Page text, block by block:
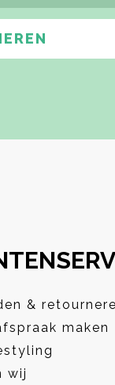
&
maken
wij